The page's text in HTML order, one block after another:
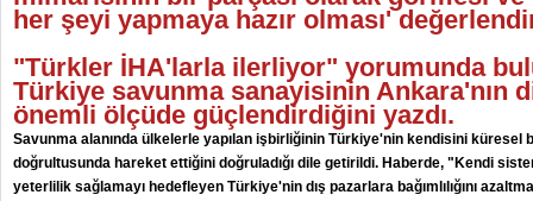
her şeyi yapmaya hazır olması'
"Türkler İHA'larla ilerliyor" yorumunda
Türkiye savunma sanayisinin Ankara'nın
önemli ölçüde güçlendirdiğini yazdı.
Savunma alanında ülkelerle yapılan işbirliğinin Türkiye'nin kendisini küresel
doğrultusunda hareket ettiğini doğruladığı dile getirildi. Haberde, "Kendi
yeterlilik sağlamayı hedefleyen Türkiye'nin dış pazarlara bağımlılığını